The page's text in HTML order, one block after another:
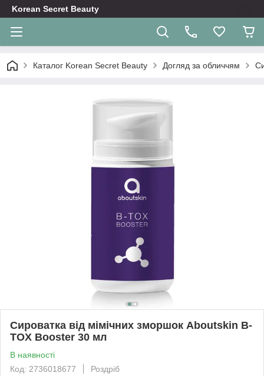
Korean Secret Beauty
Каталог Korean Secret Beauty Догляд за обличчям
Сироватка від мімічних зморшок Aboutskin B-
TOX Booster 30 мл
В наявності
Код: 2736018677
Роздріб